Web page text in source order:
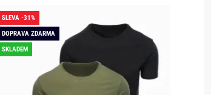
SLEVA -31%
DOPRAVA ZDARMA
SKLADEM